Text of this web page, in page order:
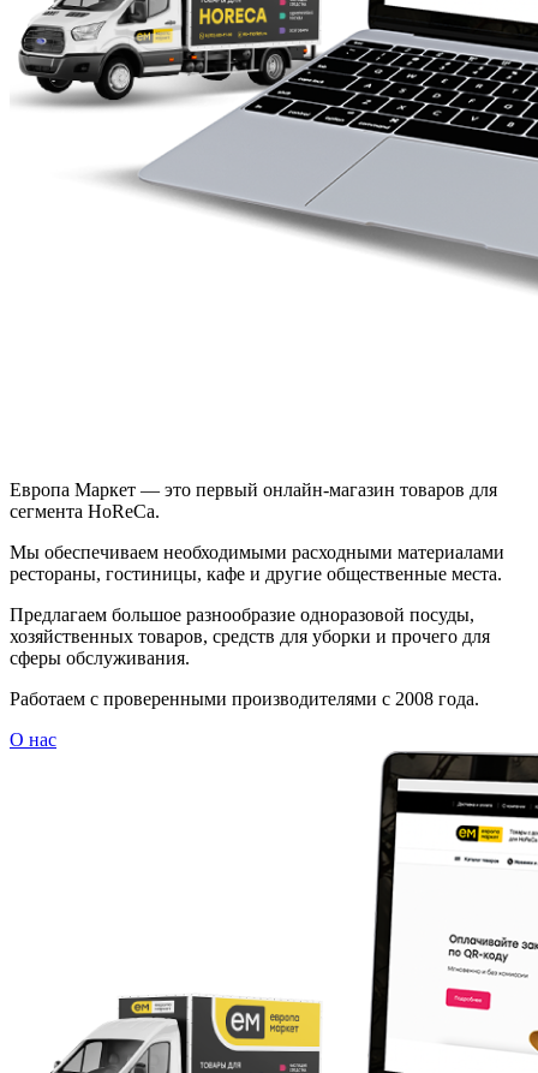
Европа Маркет — это первый онлайн-магазин товаров для
сегмента HoReCa.
Мы обеспечиваем необходимыми расходными материалами
рестораны, гостиницы, кафе и другие общественные места.
Предлагаем большое разнообразие одноразовой посуды,
хозяйственных товаров, средств для уборки и прочего для
сферы обслуживания.
Работаем с проверенными производителями с 2008 года.
О нас